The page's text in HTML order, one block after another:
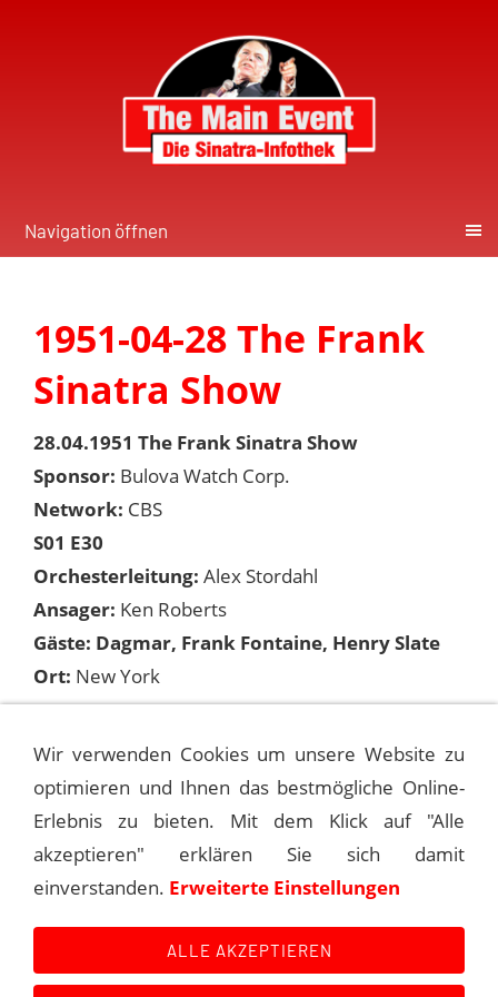
Navigation öffnen
1951-04-28 The Frank
Sinatra Show
28.04.1951 The Frank Sinatra Show
Sponsor: Bulova Watch Corp.
Network: CBS
S01 E30
Orchesterleitung: Alex Stordahl
Ansager: Ken Roberts
Gäste: Dagmar, Frank Fontaine, Henry Slate
Ort: New York
Songs:
1951-04-21 THE FRANK SINATRA SHOW
1951-05-05 THE FRANK SINATRA SHOW
Wir verwenden Cookies um unsere Website zu
optimieren und Ihnen das bestmögliche Online-
Erlebnis zu bieten. Mit dem Klick auf "Alle
akzeptieren" erklären Sie sich damit
einverstanden. Erweiterte Einstellungen
ALLE AKZEPTIEREN